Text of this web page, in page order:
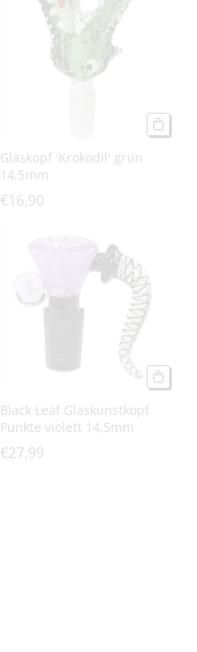
Glaskopf 'Krokodil' grün
14,5mm
€16,90
Black Leaf Glaskunstkopf
Punkte violett 14,5mm
€27,99